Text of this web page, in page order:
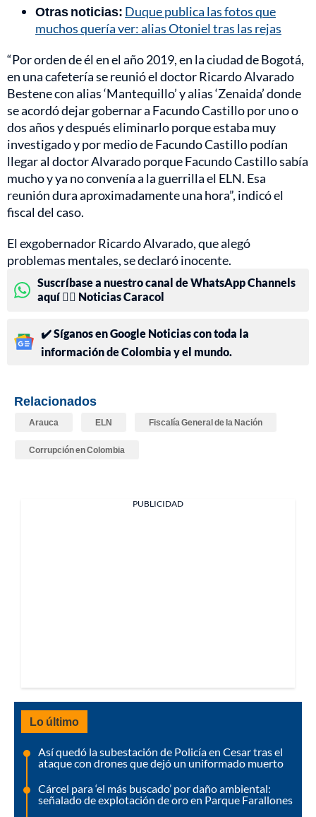
Otras noticias: Duque publica las fotos que
muchos quería ver: alias Otoniel tras las rejas
“Por orden de él en el año 2019, en la ciudad de Bogotá,
en una cafetería se reunió el doctor Ricardo Alvarado
Bestene con alias ‘Mantequillo’ y alias ‘Zenaida’ donde
se acordó dejar gobernar a Facundo Castillo por uno o
dos años y después eliminarlo porque estaba muy
investigado y por medio de Facundo Castillo podían
llegar al doctor Alvarado porque Facundo Castillo sabía
mucho y ya no convenía a la guerrilla el ELN. Esa
reunión dura aproximadamente una hora”, indicó el
fiscal del caso.
El exgobernador Ricardo Alvarado, que alegó
problemas mentales, se declaró inocente.
Suscríbase a nuestro canal de WhatsApp Channels
aquí 👉🏻 Noticias Caracol
✔️ Síganos en Google Noticias con toda la
información de Colombia y el mundo.
Relacionados
Arauca ELN Fiscalía General de la Nación
Corrupción en Colombia
PUBLICIDAD
Lo último
Así quedó la subestación de Policía en Cesar tras el
ataque con drones que dejó un uniformado muerto
Cárcel para ‘el más buscado’ por daño ambiental:
señalado de explotación de oro en Parque Farallones